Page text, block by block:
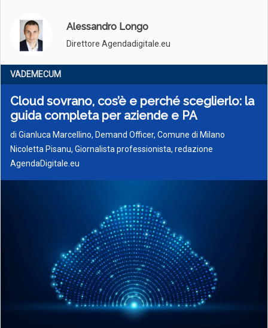
Alessandro Longo
Direttore Agendadigitale.eu
VADEMECUM
Cloud sovrano, cos’è e perché sceglierlo: la
guida completa per aziende e PA
di Gianluca Marcellino, Demand Officer, Comune di Milano
Nicoletta Pisanu, Giornalista professionista, redazione
AgendaDigitale.eu